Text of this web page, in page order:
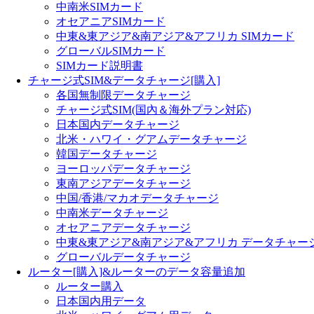
中南米SIMカード
オセアニアSIMカード
中東&東アジア&南アジア&アフリカ SIMカード
グローバルSIMカード
SIMカード説明書
チャージ式SIM&データチャージ[購入]
各国無制限データチャージ
チャージ式SIM(国內＆海外プラン対応)
日本国内データチャージ
北米・ハワイ・グアムデータチャージ
韓国データチャージ
ヨーロッパデータチャージ
東南アジアデータチャージ
中国/香港/マカオデータチャージ
中南米データチャージ
オセアニアデータチャージ
中東&東アジア&南アジア&アフリカ データチャー
グローバルデータチャージ
ルーター[購入]&ルーターのデータ容量追加
ルーター購入
日本国内用データ